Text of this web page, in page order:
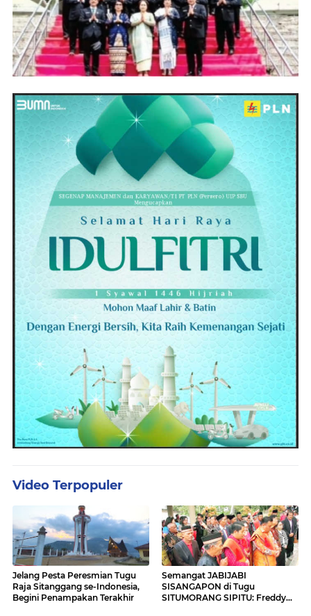
Video Terpopuler
Jelang Pesta Peresmian Tugu
Raja Sitanggang se-Indonesia,
Begini Penampakan Terakhir
Semangat JABIJABI
SISANGAPON di Tugu
SITUMORANG SIPITU: Freddy